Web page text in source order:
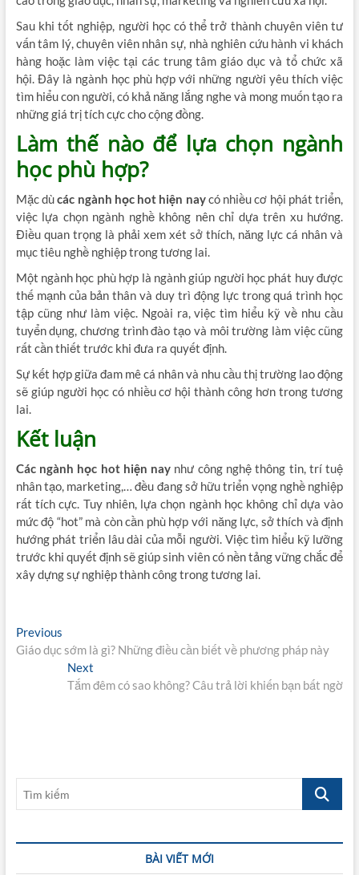
Sau khi tốt nghiệp, người học có thể trở thành chuyên viên tư
vấn tâm lý, chuyên viên nhân sự, nhà nghiên cứu hành vi khách
hàng hoặc làm việc tại các trung tâm giáo dục và tổ chức xã
hội. Đây là ngành học phù hợp với những người yêu thích việc
tìm hiểu con người, có khả năng lắng nghe và mong muốn tạo ra
những giá trị tích cực cho cộng đồng.
Làm thế nào để lựa chọn ngành
học phù hợp?
Mặc dùcác ngành học hot hiện naycó nhiều cơ hội phát triển,
việc lựa chọn ngành nghề không nên chỉ dựa trên xu hướng.
Điều quan trọng là phải xem xét sở thích, năng lực cá nhân và
mục tiêu nghề nghiệp trong tương lai.
Một ngành học phù hợp là ngành giúp người học phát huy được
thế mạnh của bản thân và duy trì động lực trong quá trình học
tập cũng như làm việc. Ngoài ra, việc tìm hiểu kỹ về nhu cầu
tuyển dụng, chương trình đào tạo và môi trường làm việc cũng
rất cần thiết trước khi đưa ra quyết định.
Sự kết hợp giữa đam mê cá nhân và nhu cầu thị trường lao động
sẽ giúp người học có nhiều cơ hội thành công hơn trong tương
lai.
Kết luận
Các ngành học hot hiện nay như công nghệ thông tin, trí tuệ
nhân tạo, marketing,… đều đang sở hữu triển vọng nghề nghiệp
rất tích cực. Tuy nhiên, lựa chọn ngành học không chỉ dựa vào
mức độ “hot” mà còn cần phù hợp với năng lực, sở thích và định
hướng phát triển lâu dài của mỗi người. Việc tìm hiểu kỹ lưỡng
trước khi quyết định sẽ giúp sinh viên có nền tảng vững chắc để
xây dựng sự nghiệp thành công trong tương lai.
Điều
hướng
PreviousPrevious
post:
Giáo dục sớm là gì? Những điều cần biết về phương pháp này
Next
post:
Tắm đêm có sao không? Câu trả lời khiến bạn bất ngờ
Tìm
kiếm
BÀI VIẾT MỚI